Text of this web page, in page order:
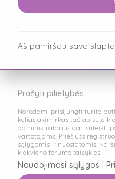
Aš pamiršau savo
Prašyti pilietybės
Norėdami prisijungti turite
kelias akimirkas tačiau
administratorius gali suteikti
vartotojams. Prieš
sąlygomis ir nuostatomis.
kiekvieno forumo taisykles.
Naudojimosi sąlygos